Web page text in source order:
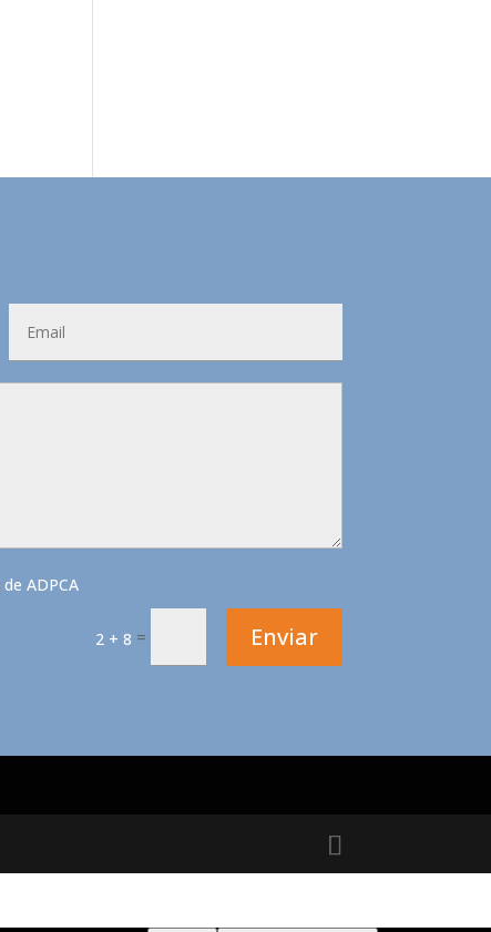
de ADPCA
2 + 8 = Enviar